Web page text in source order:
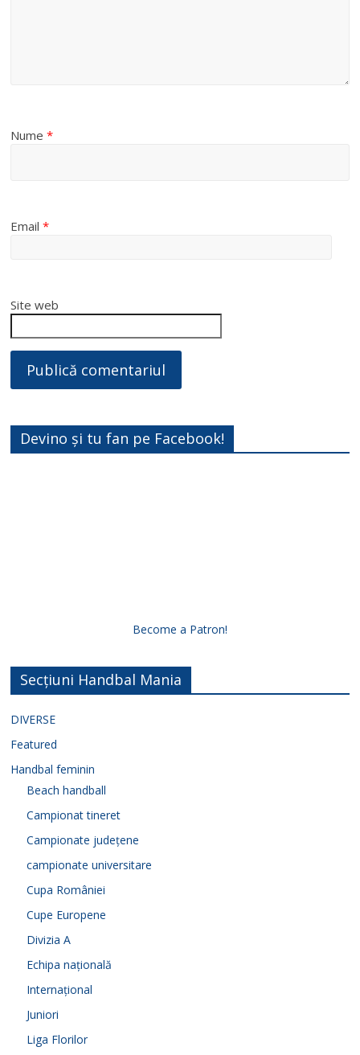
Nume*
Email*
Site web
Devino și tu fan pe Facebook!
Become a Patron!
Secțiuni Handbal Mania
DIVERSE
Featured
Handbal feminin
Beach handball
Campionat tineret
Campionate județene
campionate universitare
Cupa României
Cupe Europene
Divizia A
Echipa națională
Internațional
Juniori
Liga Florilor